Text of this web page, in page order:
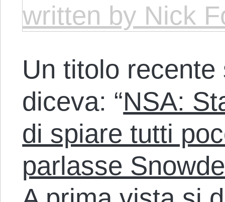
written by Nick
Un titolo
diceva: “NSA:
di spiare tutti
parlasse